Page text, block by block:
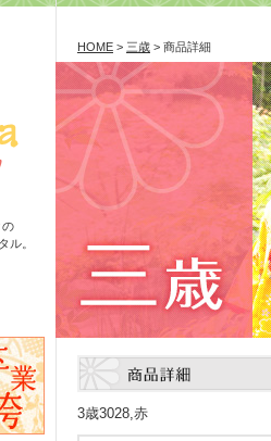
ル。
HOME > 三歳 > 商品詳細
3歳3028,赤